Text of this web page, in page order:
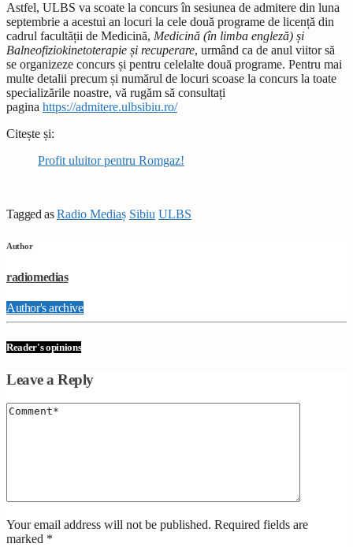
Astfel, ULBS va scoate la concurs în sesiunea de admitere din luna
septembrie a acestui an locuri la cele două programe de licență din
cadrul facultății de Medicină, Medicină (în limba engleză) și
Balneofiziokinetoterapie și recuperare, urmând ca de anul viitor să
se organizeze concurs și pentru celelalte două programe. Pentru mai
multe detalii precum și numărul de locuri scoase la concurs la toate
specializările noastre, vă rugăm să consultați
pagina https://admitere.ulbsibiu.ro/
Citește și:
Profit uluitor pentru Romgaz!
Tagged asRadio Mediaș Sibiu ULBS
Author
radiomedias
Author's archive
Reader's opinions
Leave a Reply
Your email address will not be published. Required fields are
marked *